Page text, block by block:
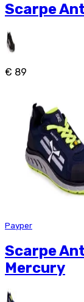
Scarpe
€ 89
Payper
Scarpe
Mercury